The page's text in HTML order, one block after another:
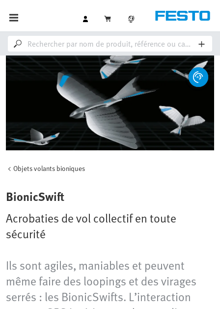
Objets volants bioniques
BionicSwift
Acrobaties de vol collectif en toute
sécurité
Ils sont agiles, maniables et peuvent
même faire des loopings et des virages
serrés : les BionicSwifts. L’interaction